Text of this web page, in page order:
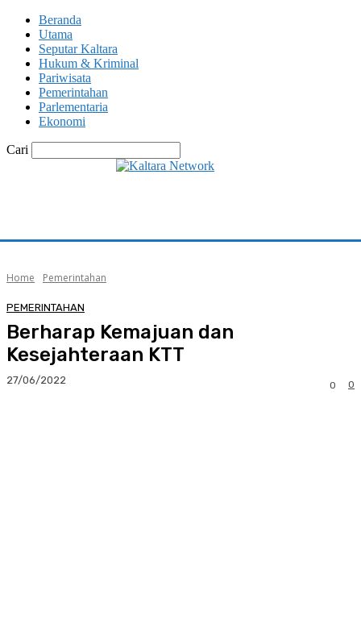
Beranda
Utama
Seputar Kaltara
Hukum & Kriminal
Pariwisata
Pemerintahan
Parlementaria
Ekonomi
Cari
Home Pemerintahan
PEMERINTAHAN
Berharap Kemajuan dan
Kesejahteraan KTT
27/06/2022 0
0